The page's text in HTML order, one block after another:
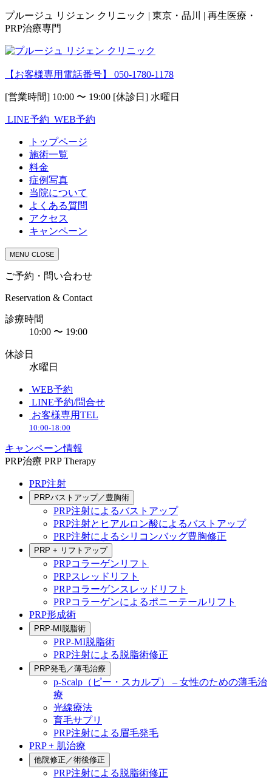
プルージュ リジェン クリニック | 東京・品川 | 再生医療・
PRP治療専門
【お客様専用電話番号】 050-1780-1178
[営業時間] 10:00 〜 19:00 [休診日] 水曜日
LINE予約 WEB予約
トップページ
施術一覧
料金
症例写真
当院について
よくある質問
アクセス
キャンペーン
MENU CLOSE
ご予約・問い合わせ
Reservation & Contact
診療時間
10:00 〜 19:00
休診日
水曜日
WEB予約
LINE予約/問合せ
お客様専用TEL
10:00-18:00
キャンペーン情報
PRP治療 PRP Therapy
PRP注射
PRPバストアップ／豊胸術
PRP注射によるバストアップ
PRP注射とヒアルロン酸によるバストアップ
PRP注射によるシリコンバッグ豊胸修正
PRP + リフトアップ
PRPコラーゲンリフト
PRPスレッドリフト
PRPコラーゲンスレッドリフト
PRPコラーゲンによるポニーテールリフト
PRP形成術
PRP-MI脱脂術
PRP-MI脱脂術
PRP注射による脱脂術修正
PRP発毛／薄毛治療
p-Scalp（ピー・スカルプ） – 女性のための薄毛治
療
光線療法
育毛サプリ
PRP注射による眉毛発毛
PRP + 肌治療
他院修正／術後修正
PRP注射による脱脂術修正